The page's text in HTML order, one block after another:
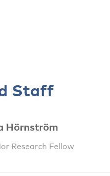
Staff
Hörnström
Research Fellow